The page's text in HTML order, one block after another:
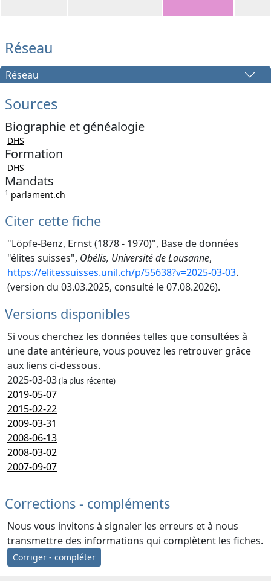
Réseau
Réseau
Sources
Biographie et généalogie
DHS
Formation
DHS
Mandats
1 parlament.ch
Citer cette fiche
"Löpfe-Benz, Ernst (1878 - 1970)", Base de données
"élites suisses", Obélis, Université de Lausanne,
https://elitessuisses.unil.ch/p/55638?v=2025-03-03.
(version du 03.03.2025, consulté le 07.08.2026).
Versions disponibles
Si vous cherchez les données telles que consultées à
une date antérieure, vous pouvez les retrouver grâce
aux liens ci-dessous.
2025-03-03(la plus récente)
2019-05-07
2015-02-22
2009-03-31
2008-06-13
2008-03-02
2007-09-07
Corrections - compléments
Nous vous invitons à signaler les erreurs et à nous
transmettre des informations qui complètent les fiches.
Corriger - compléter